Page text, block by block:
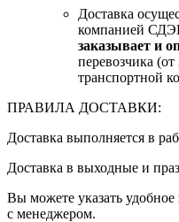
Доставка
компанией
заказывает и
перевозчика
транспортной
ПРАВИЛА ДОСТАВКИ:
Доставка выполняется в
Доставка в выходные и
Вы можете указать удобное
с менеджером.